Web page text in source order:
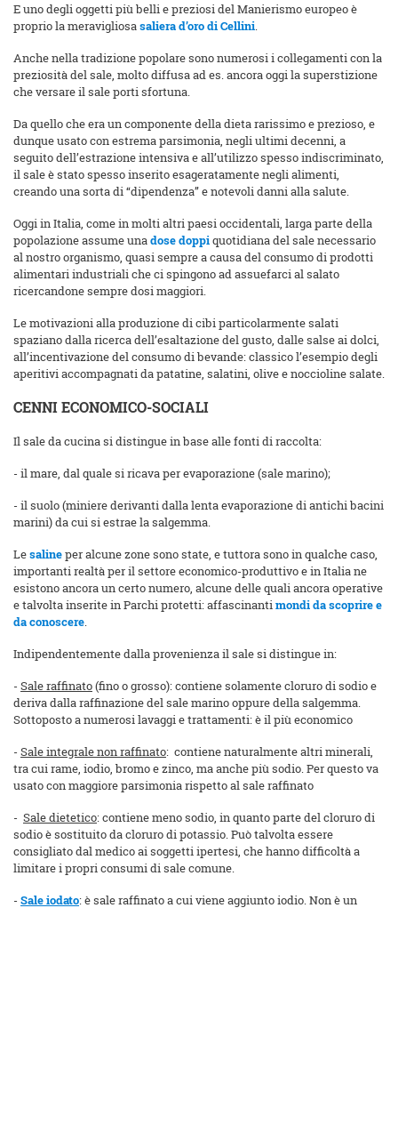
E uno degli oggetti più belli e preziosi del Manierismo europeo è
proprio la meravigliosasaliera d’oro di Cellini.
Anche nella tradizione popolare sono numerosi i collegamenti con la
preziosità del sale, molto diffusa ad es. ancora oggi la superstizione
che versare il sale porti sfortuna.
Da quello che era un componente della dieta rarissimo e prezioso, e
dunque usato con estrema parsimonia, negli ultimi decenni, a
seguito dell’estrazione intensiva e all’utilizzo spesso indiscriminato,
il sale è stato spesso inserito esageratamente negli alimenti,
creando una sorta di “dipendenza” e notevoli danni alla salute.
Oggi in Italia, come in molti altri paesi occidentali, larga parte della
popolazione assume unadose doppiquotidiana del sale necessario
al nostro organismo, quasi sempre a causa del consumo di prodotti
alimentari industriali che ci spingono ad assuefarci al salato
ricercandone sempre dosi maggiori.
Le motivazioni alla produzione di cibi particolarmente salati
spaziano dalla ricerca dell’esaltazione del gusto, dalle salse ai dolci,
all’incentivazione del consumo di bevande: classico l’esempio degli
aperitivi accompagnati da patatine, salatini, olive e noccioline salate.
CENNI ECONOMICO-SOCIALI
Il sale da cucina si distingue in base alle fonti di raccolta:
- il mare, dal quale si ricava per evaporazione (sale marino);
- il suolo (miniere derivanti dalla lenta evaporazione di antichi bacini
marini) da cui si estrae la salgemma.
Lesalineper alcune zone sono state, e tuttora sono in qualche caso,
importanti realtà per il settore economico-produttivo e in Italia ne
esistono ancora un certo numero, alcune delle quali ancora operative
e talvolta inserite in Parchi protetti: affascinantimondi da scoprire e
da conoscere.
Indipendentemente dalla provenienza il sale si distingue in:
- Sale raffinato(fino o grosso): contiene solamente cloruro di sodio e
deriva dalla raffinazione del sale marino oppure della salgemma.
Sottoposto a numerosi lavaggi e trattamenti: è il più economico
- Sale integrale non raffinato: contiene naturalmente altri minerali,
tra cui rame, iodio, bromo e zinco, ma anche più sodio. Per questo va
usato con maggiore parsimonia rispetto al sale raffinato
- Sale dietetico: contiene meno sodio, in quanto parte del cloruro di
sodio è sostituito da cloruro di potassio. Può talvolta essere
consigliato dal medico ai soggetti ipertesi, che hanno difficoltà a
limitare i propri consumi di sale comune.
- Sale iodato: è saleraffinato a cui viene aggiunto iodio. Non è un